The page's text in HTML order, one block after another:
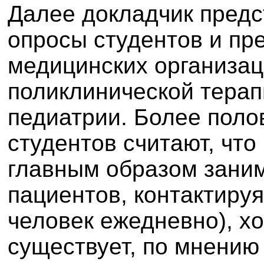
Далее докладчик
опросы студентов и
медицинских
поликлинической
педиатрии. Более
студентов считают,
главным образом
пациентов,
человек ежедневно),
существует, по мнению